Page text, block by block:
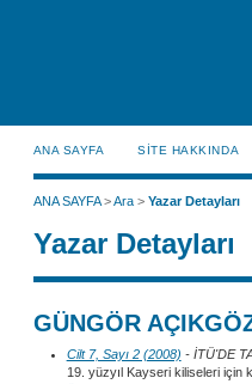
ANA SAYFA SİTE HAKKINDA
ANA SAYFA>Ara> Yazar Detayları
Yazar Detayları
GÜNGÖR
Cilt 7, Sayı 2 (2008) - İTÜ'DE
19. yüzyıl Kayseri kiliseleri için